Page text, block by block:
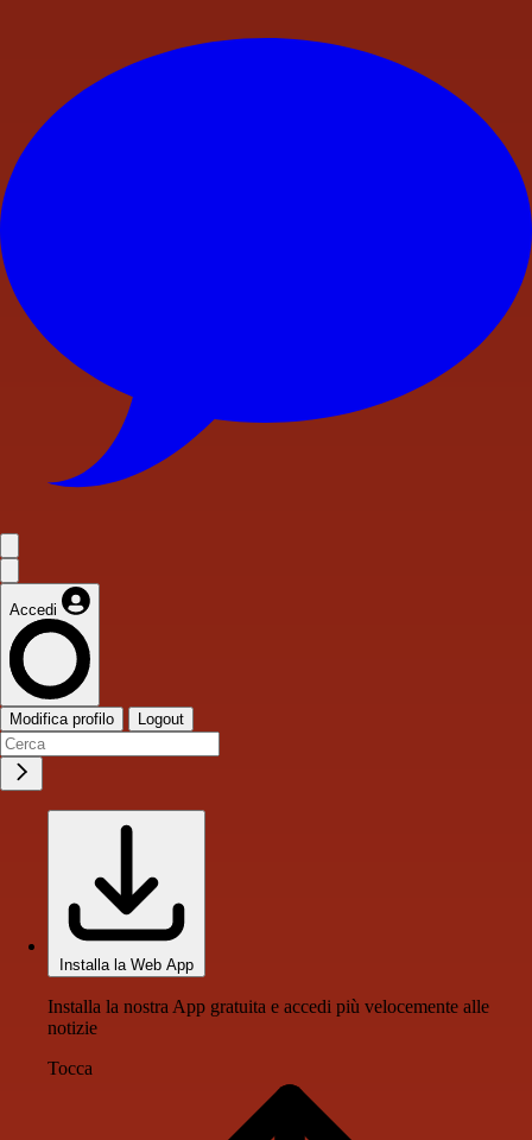
Accedi
Modifica profilo Logout
Installa la Web App
Installa la nostra App gratuita e accedi più velocemente alle
notizie
Tocca